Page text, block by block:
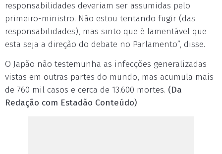
responsabilidades deveriam ser assumidas pelo
primeiro-ministro. Não estou tentando fugir (das
responsabilidades), mas sinto que é lamentável que
esta seja a direção do debate no Parlamento”, disse.
O Japão não testemunha as infecções generalizadas
vistas em outras partes do mundo, mas acumula mais
de 760 mil casos e cerca de 13.600 mortes. (Da
Redação com Estadão Conteúdo)